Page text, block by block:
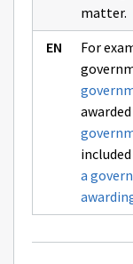
matter.
For
a